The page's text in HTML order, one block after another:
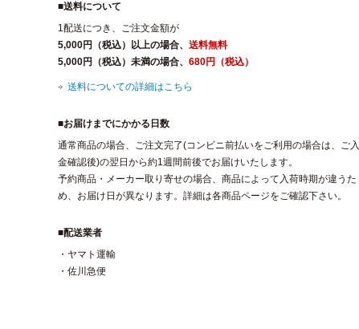
■送料について
1配送につき、ご注文金額が
5,000円（税込）以上の場合、 送料無料
5,000円（税込）未満の場合、 680円（税込）
送料についての詳細はこちら
■お届けまでにかかる日数
通常商品の場合、ご注文完了(コンビニ前払いをご利用の場合は、ご入
金確認後)の翌日から約1週間前後でお届けいたします。
予約商品・メーカー取り寄せの場合、商品によって入荷時期が違うた
め、お届け日が異なります。詳細は各商品ページをご確認下さい。
■配送業者
・ヤマト運輸
・佐川急便